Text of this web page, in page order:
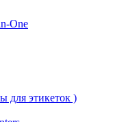
One
для этикеток )